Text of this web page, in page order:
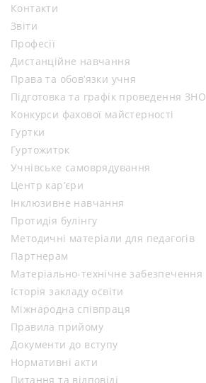
Контакти
Звіти
Професії
Дистанційне навчання
Права та обов’язки учня
Підготовка та графік проведення ЗНО
Конкурси фахової майстерності
Гуртки
Гуртожиток
Учнівське самоврядування
Центр кар’єри
Інклюзивне навчання
Протидія булінгу
Методичні матеріали для педагогів
Партнерам
Матеріально-технічне забезпечення
Історія закладу освіти
Міжнародна співпраця
Правила прийому
Документи до вступу
Нормативні акти
Питання та відповіді